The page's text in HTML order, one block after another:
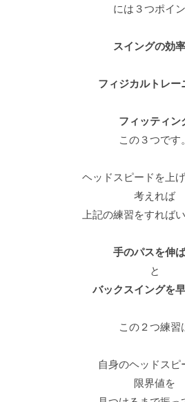
には３つポイ
スイングの効
フィジカルトレー
フィッティン
この３つです。
ヘッドスピードを上
考えれば
上記の練習をすれば
手のパスを伸
と
バックスイングを
この２つ練習
自身のヘッドスピ
限界値を